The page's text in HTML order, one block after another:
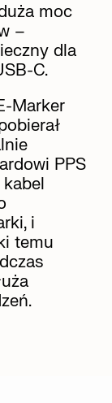
moc
–
dla
C.
Marker
PPS
i
temu